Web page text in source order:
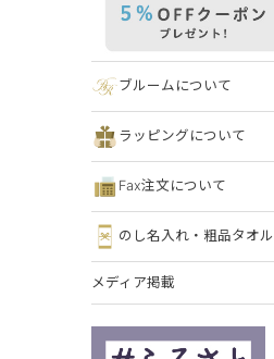
ブルームについて
ラッピングについて
Fax注文について
のし名入れ・粗品タオル
メディア掲載